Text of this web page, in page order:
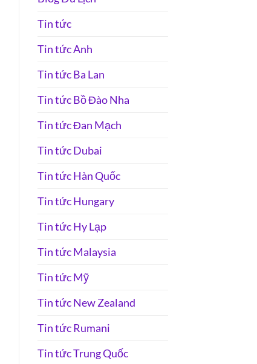
Tin tức
Tin tức Anh
Tin tức Ba Lan
Tin tức Bồ Đào Nha
Tin tức Đan Mạch
Tin tức Dubai
Tin tức Hàn Quốc
Tin tức Hungary
Tin tức Hy Lạp
Tin tức Malaysia
Tin tức Mỹ
Tin tức New Zealand
Tin tức Rumani
Tin tức Trung Quốc